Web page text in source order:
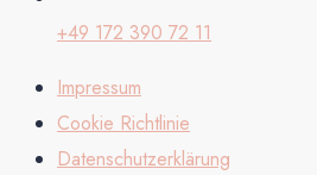
+49 172 390 72 11
Impressum
Cookie Richtlinie
Datenschutzerklärung